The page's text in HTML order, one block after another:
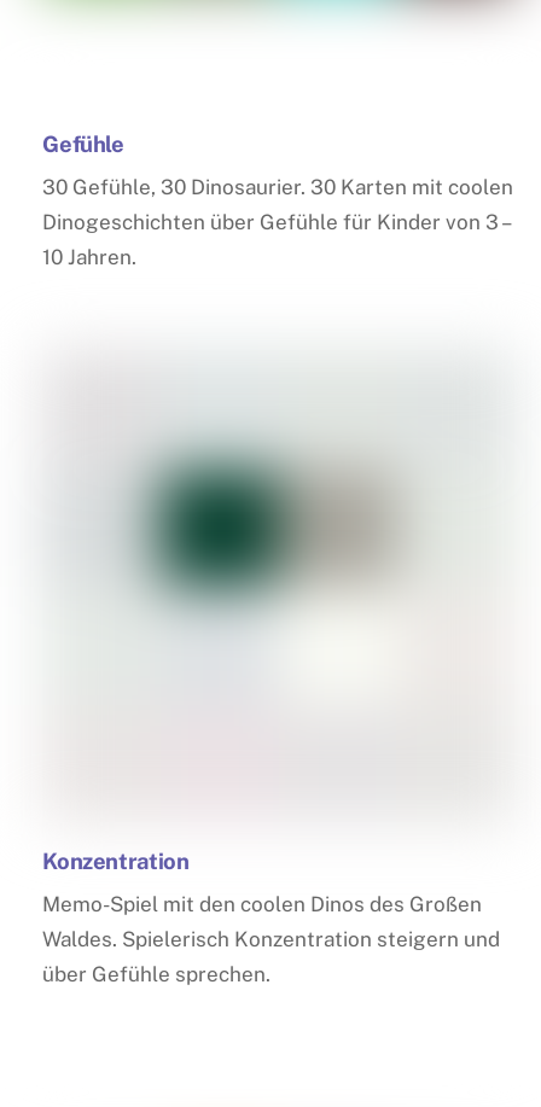
Gefühle
30 Gefühle, 30 Dinosaurier. 30 Karten mit coolen
Dinogeschichten über Gefühle für Kinder von 3 –
10 Jahren.
Konzentration
Memo-Spiel mit den coolen Dinos des Großen
Waldes. Spielerisch Konzentration steigern und
über Gefühle sprechen.